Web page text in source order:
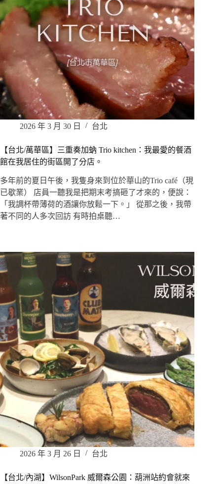
2026 年 3 月 30 日 台北
【台北/萬華區】三重奏加蚋 Trio kitchen：我最愛的餐酒
館在我居住的街區開了分店。
多年前的夏日午後，我隻身來到位於華山的Trio café（現
已歇業） 店員一聽我是把期末考搞砸了才來的，便說：
「我調杯帶薄荷的酒讓你放鬆一下。」 從那之後，我帶
著不同的人多次回訪 有時拍桌聽…
2026 年 3 月 26 日 台北
【台北/內湖】WilsonPark 威爾森公園：葫洲站約會就來